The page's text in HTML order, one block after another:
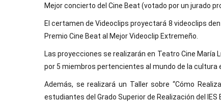
Mejor concierto del Cine Beat (votado por un jurado
El certamen de Videoclips proyectará 8 videoclips
Premio Cine Beat al Mejor Videoclip Extremeño.
Las proyecciones se realizarán en Teatro Cine María
por 5 miembros pertencientes al mundo de la cultura
Además, se realizará un Taller sobre “Cómo
estudiantes del Grado Superior de Realización del IES